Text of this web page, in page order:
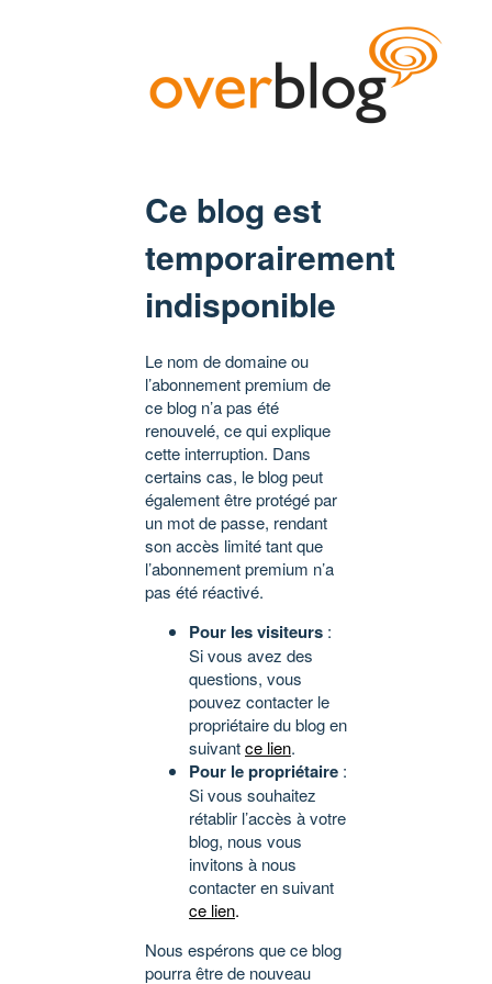
Ce blog est
temporairement
indisponible
Le nom de domaine ou
l’abonnement premium de
ce blog n’a pas été
renouvelé, ce qui explique
cette interruption. Dans
certains cas, le blog peut
également être protégé par
un mot de passe, rendant
son accès limité tant que
l’abonnement premium n’a
pas été réactivé.
Pour les visiteurs :
Si vous avez des
questions, vous
pouvez contacter le
propriétaire du blog en
suivantce lien.
Pour le propriétaire :
Si vous souhaitez
rétablir l’accès à votre
blog, nous vous
invitons à nous
contacter en suivant
ce lien.
Nous espérons que ce blog
pourra être de nouveau